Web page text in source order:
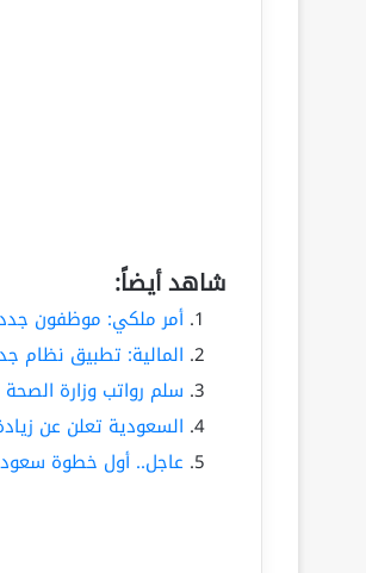
شاهد أيضاً:
أمر ملكي: موظفون جدد في
المالية: تطبيق نظام
سلم رواتب وزارة
السعودية تعلن عن
عاجل.. أول خطوة